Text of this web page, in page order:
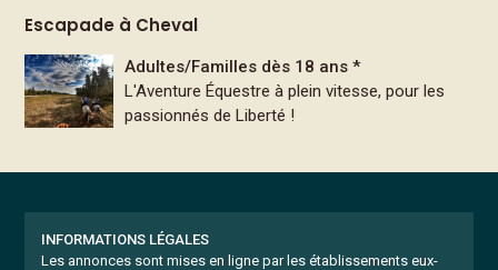
Escapade à Cheval
Adultes/Familles dès 18 ans *
L'Aventure Équestre à plein vitesse, pour les
passionnés de Liberté !
INFORMATIONS LÉGALES
Les annonces sont mises en ligne par les établissements eux-